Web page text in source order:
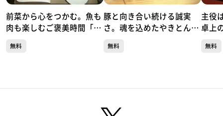
前菜から心をつかむ。魚も
肉も楽しむご褒美時間「リ
区本町）#504【topoぐる
無料
豚と向き合い続ける誠実
さ。魂を込めたやきとん一
葉区国分町）#503【topo
無料
主役
卓上
二日
無料